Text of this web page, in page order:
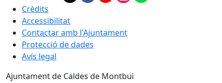
Crèdits
Accessibilitat
Contactar amb l'Ajuntament
Protecció de dades
Avís legal
Ajuntament de Caldes de Montbui